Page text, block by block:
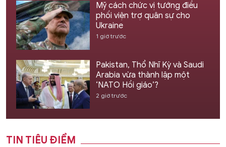
Mỹ cách chức vị tướng điều
phối viện trợ quân sự cho
Ukraine
1 giờ trước
Pakistan, Thổ Nhĩ Kỳ và Saudi
Arabia vừa thành lập một
‘NATO Hồi giáo’?
2 giờ trước
TIN TIÊU ĐIỂM